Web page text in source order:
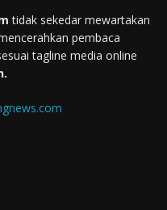
tidak sekedar mewartakan
pembaca
tagline media online